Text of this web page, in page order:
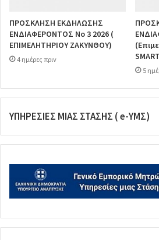
ΠΡΟΣΚΛΗΣΗ ΕΚΔΗΛΩΣΗΣ
ΕΝΔΙΑΦΕΡΟΝΤΟΣ Νο 3 2026 (
ΕΠΙΜΕΛΗΤΗΡΙΟΥ ΖΑΚΥΝΘΟΥ)
4 ημέρες πριν
5
ΥΠΗΡΕΣΙΕΣ ΜΙΑΣ ΣΤΑΣΗΣ ( e-ΥΜΣ)